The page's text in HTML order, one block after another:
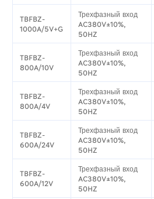
TBFBZ-
1000A/5V+G
Трехфазный вход
AC380V±10%,
50HZ
TBFBZ-
800A/10V
Трехфазный вход
AC380V±10%,
50HZ
TBFBZ-
800A/4V
Трехфазный вход
AC380V±10%,
50HZ
TBFBZ-
600A/24V
Трехфазный вход
AC380V±10%,
50HZ
TBFBZ-
600A/12V
Трехфазный вход
AC380V±10%,
50HZ